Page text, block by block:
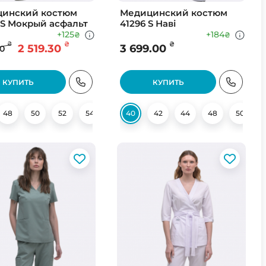
62
костюм
Мокрый асфальт
₴ 2 519.30 ₴
+125₴
КУПИТЬ
48 50 52 54 56 58
Медицинский костюм
41296 S Наві
3 699.00 ₴
+184₴
КУПИТЬ
40 42 44 48 50